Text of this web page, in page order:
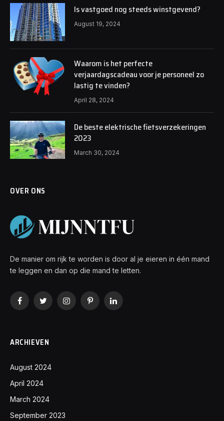
Is vastgoed nog steeds winstgevend?
August 19, 2024
Waarom is het perfecte
verjaardagscadeau voor je personeel zo
lastig te vinden?
April 28, 2024
De beste elektrische fietsverzekeringen
2023
March 30, 2024
OVER ONS
De manier om rijk te worden is door al je eieren in één mand
te leggen en dan op die mand te letten.
FacebookTwitterInstagramPinterestLinkedIn
ARCHIEVEN
August 2024
April 2024
March 2024
September 2023